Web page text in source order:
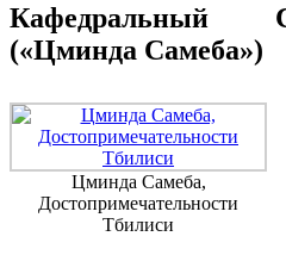
Кафедральный
(«Цминда Самеба»)
Цминда Самеба,
Достопримечательности
Тбилиси